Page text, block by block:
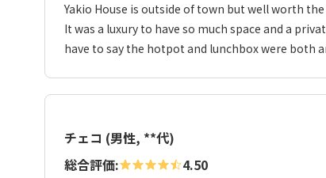
Yakio House is outside of town but well worth
It was a luxury to have so much space and a
have to say the hotpot and lunchbox were both
チェコ (男性, **代)
総合評価:
4.50